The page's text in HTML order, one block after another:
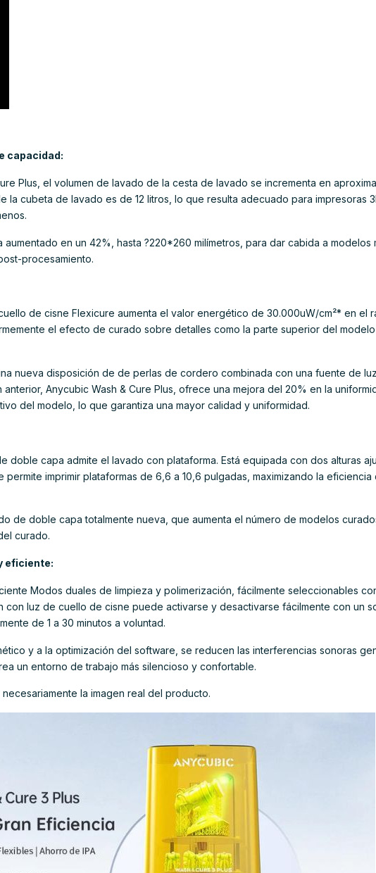
capacidad:
Plus, el volumen de lavado de la cesta de lavado se incrementa en
la cubeta de lavado es de 12 litros, lo que resulta adecuado para impresoras
aumentado en un 42%, hasta ?220*260 milímetros, para dar cabida a modelos
procesamiento.
de cisne Flexicure aumenta el valor energético de 30.000uW/cm²* en el
el efecto de curado sobre detalles como la parte superior del
nueva disposición de de perlas de cordero combinada con una fuente de
Anycubic Wash & Cure Plus, ofrece una mejora del 20% en la
del modelo, lo que garantiza una mayor calidad y uniformidad.
doble capa admite el lavado con plataforma. Está equipada con dos alturas
permite imprimir plataformas de 6,6 a 10,6 pulgadas, maximizando la eficiencia
de doble capa totalmente nueva, que aumenta el número de modelos
curado.
eficiente:
Modos duales de limpieza y polimerización, fácilmente seleccionables
con luz de cuello de cisne puede activarse y desactivarse fácilmente con un
de 1 a 30 minutos a voluntad.
y a la optimización del software, se reducen las interferencias sonoras
un entorno de trabajo más silencioso y confortable.
la imagen real del producto.